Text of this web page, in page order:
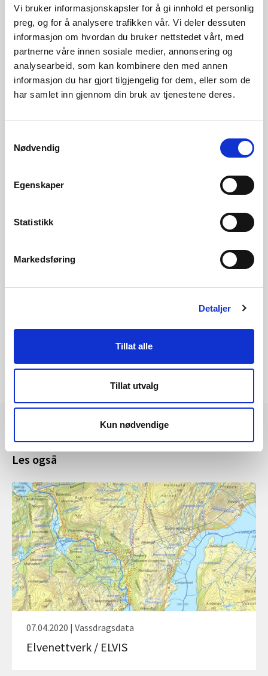
Vi bruker informasjonskapsler for å gi innhold et personlig
preg, og for å analysere trafikken vår. Vi deler dessuten
informasjon om hvordan du bruker nettstedet vårt, med
partnerne våre innen sosiale medier, annonsering og
analysearbeid, som kan kombinere den med annen
informasjon du har gjort tilgjengelig for dem, eller som de
har samlet inn gjennom din bruk av tjenestene deres.
Nødvendig
Egenskaper
Statistikk
Markedsføring
Detaljer
Tillat alle
Tillat utvalg
Kun nødvendige
Kontakt
Seksjon for geoinformasjon
► åpne kartet
se innsjødata i NVE Temakart
www.geonorge.no
NVE Atlas
Les også
07.04.2020 | Vassdragsdata
Elvenettverk / ELVIS